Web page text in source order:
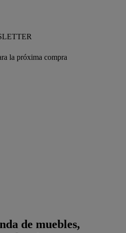
la próxima compra
de muebles,